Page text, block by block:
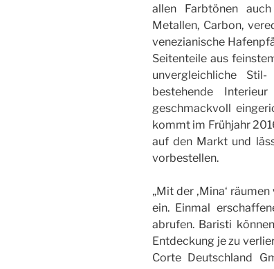
allen Farbtönen
Metallen, Carbon,
venezianische
Seitenteile aus
unvergleichliche
bestehende
geschmackvoll
kommt im Frühjahr
auf den Markt und
vorbestellen.
„Mit der ‚Mina‘
ein. Einmal
abrufen. Baristi
Entdeckung je zu
Corte Deutschland